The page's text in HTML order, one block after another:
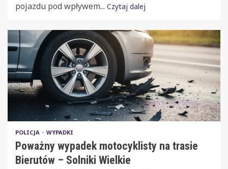
pojazdu pod wpływem... Czytaj dalej
POLICJA WYPADKI
Poważny wypadek motocyklisty na trasie
Bierutów – Solniki Wielkie